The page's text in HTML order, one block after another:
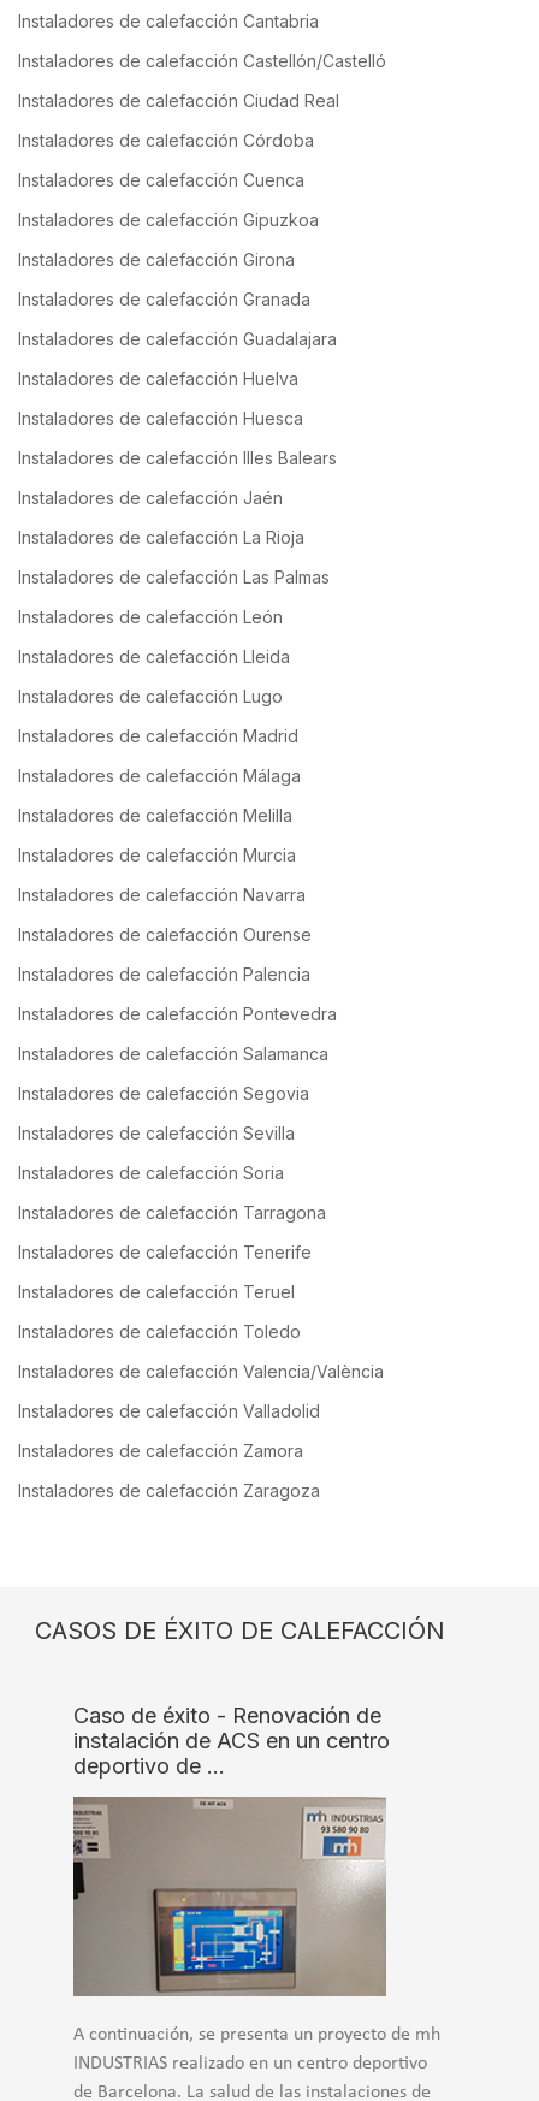
Instaladores de calefacción Cantabria
Instaladores de calefacción Castellón/Castelló
Instaladores de calefacción Ciudad Real
Instaladores de calefacción Córdoba
Instaladores de calefacción Cuenca
Instaladores de calefacción Gipuzkoa
Instaladores de calefacción Girona
Instaladores de calefacción Granada
Instaladores de calefacción Guadalajara
Instaladores de calefacción Huelva
Instaladores de calefacción Huesca
Instaladores de calefacción Illes Balears
Instaladores de calefacción Jaén
Instaladores de calefacción La Rioja
Instaladores de calefacción Las Palmas
Instaladores de calefacción León
Instaladores de calefacción Lleida
Instaladores de calefacción Lugo
Instaladores de calefacción Madrid
Instaladores de calefacción Málaga
Instaladores de calefacción Melilla
Instaladores de calefacción Murcia
Instaladores de calefacción Navarra
Instaladores de calefacción Ourense
Instaladores de calefacción Palencia
Instaladores de calefacción Pontevedra
Instaladores de calefacción Salamanca
Instaladores de calefacción Segovia
Instaladores de calefacción Sevilla
Instaladores de calefacción Soria
Instaladores de calefacción Tarragona
Instaladores de calefacción Tenerife
Instaladores de calefacción Teruel
Instaladores de calefacción Toledo
Instaladores de calefacción Valencia/València
Instaladores de calefacción Valladolid
Instaladores de calefacción Zamora
Instaladores de calefacción Zaragoza
CASOS DE ÉXITO DE CALEFACCIÓN
Caso de éxito - Renovación de
instalación de ACS en un centro
deportivo de …
A continuación, se presenta un proyecto de mh
INDUSTRIAS realizado en un centro deportivo
de Barcelona. La salud de las instalaciones de